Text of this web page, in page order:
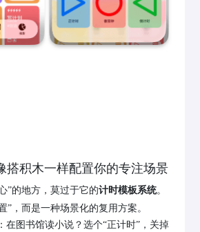
搭积木一样配置你的专注场景
”的地方，莫过于它的计时模板系统。
”，而是一种场景化的复用方案。
：在图书馆读小说？选个“正计时”，关掉